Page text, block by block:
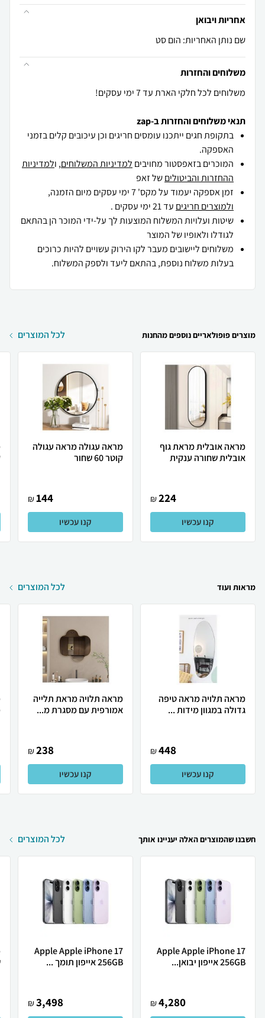
אחריות ויבואן
שם נותן האחריות: הום סט
משלוחים והחזרות
משלוחים לכל חלקי הארת עד 7 ימי עסקים!
תנאי משלוחים והחזרות ב-zap
בתקופת חגים ייתכנו עומסים חריגים וכן עיכובים קלים בזמני
האספקה.
המוכרים בזאפסטור מחויבים למדיניות המשלוחים, ולמדיניות
ההחזרות והביטוליםשל זאפ
זמן אספקה יעמוד על מקס' 7 ימי עסקים מיום הזמנה,
ולמוצרים חריגים עד 21 ימי עסקים .
שיטות ועלויות המשלוח המוצעות לך על-ידי המוכר הן בהתאם
לגודלו ולאופיו של המוצר
משלוחים ליישובים מעבר לקו הירוק עשויים להיות כרוכים
בעלות משלוח נוספת, בהתאם ליעד ולספק המשלוח.
מוצרים פופולאריים נוספים מהחנות לכל המוצרים
מראה אובלית מראת גוף
אובלית שחורה ענקית
224
₪
קנו עכשיו
מראה עגולה מראה עגולה
קוטר 60 שחור
144
₪
קנו עכשיו
מראות ועוד לכל המוצרים
מראה תלויה מראה טיפה
גדולה במגוון מידות ...
448
₪
קנו עכשיו
מראה תלויה מראת תלייה
אמורפית עם מסגרת מ...
238
₪
קנו עכשיו
חשבנו שהמוצרים האלה יעניינו אותך לכל המוצרים
Apple Apple iPhone 17
256GB אייפון יבואן...
4,280
₪
Apple Apple iPhone 17
256GB אייפון תומך ...
3,498
₪